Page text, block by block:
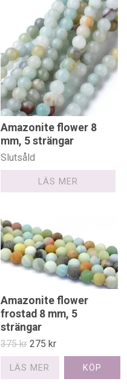
Amazonite flower 8
mm, 5 strängar
Slutsåld
LÄS MER
Amazonite flower
frostad 8 mm, 5
strängar
375 kr 275 kr
LÄS MER